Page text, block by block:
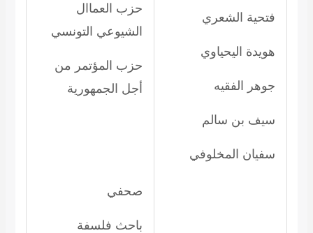
حزب العماال
الشيوعي التونسي
حزب المؤتمر من
أجل الجمهورية
صحفي
باحث فلسفة
فتحية الشعري
هويدة اليحياوي
جوهر الفقيه
سيف بن سالم
سفيان المخلوفي